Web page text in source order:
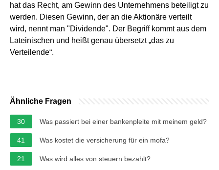
hat das Recht, am Gewinn des Unternehmens beteiligt zu
werden. Diesen Gewinn, der an die Aktionäre verteilt
wird, nennt man "Dividende". Der Begriff kommt aus dem
Lateinischen und heißt genau übersetzt „das zu
Verteilende“.
Ähnliche Fragen
30 Was passiert bei einer bankenpleite mit meinem geld?
41 Was kostet die versicherung für ein mofa?
21 Was wird alles von steuern bezahlt?